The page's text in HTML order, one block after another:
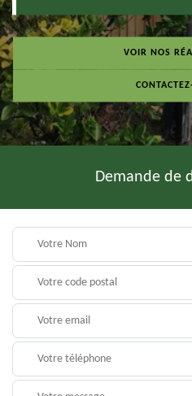
VOIR NOS
Demande de